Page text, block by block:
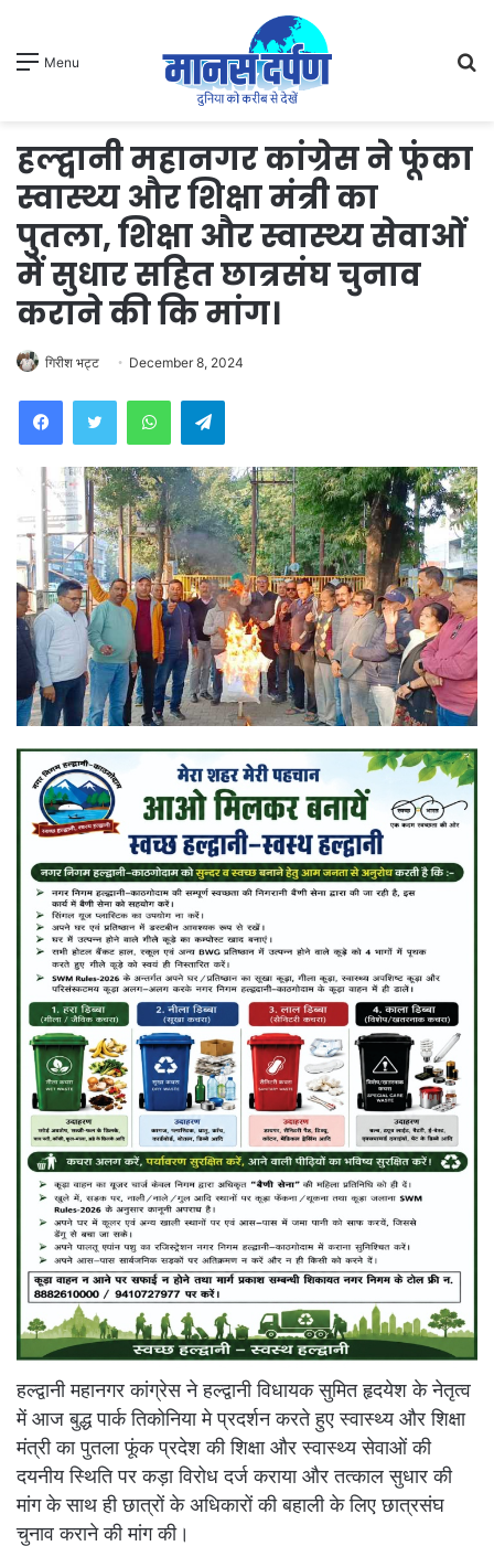
Menu
हल्द्वानी महानगर कांग्रेस ने फूंका
स्वास्थ्य और शिक्षा मंत्री का
पुतला, शिक्षा और स्वास्थ्य सेवाओं
में सुधार सहित छात्रसंघ चुनाव
कराने की कि मांग।
गिरीश भट्ट December 8, 2024
WhatsAppTelegram
हल्द्वानी महानगर कांग्रेस ने हल्द्वानी विधायक सुमित हृदयेश के नेतृत्व
में आज बुद्ध पार्क तिकोनिया मे प्रदर्शन करते हुए स्वास्थ्य और शिक्षा
मंत्री का पुतला फूंक प्रदेश की शिक्षा और स्वास्थ्य सेवाओं की
दयनीय स्थिति पर कड़ा विरोध दर्ज कराया और तत्काल सुधार की
मांग के साथ ही छात्रों के अधिकारों की बहाली के लिए छात्रसंघ
चुनाव कराने की मांग की।